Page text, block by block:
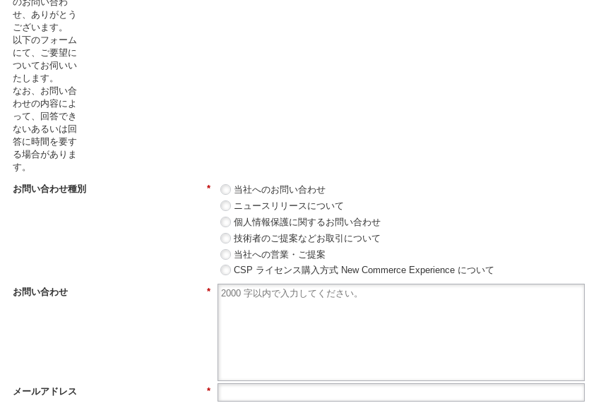
せ、ありがとう
ございます。
以下のフォーム
にて、ご要望に
ついてお伺いい
たします。
なお、お問い合
わせの内容によ
って、回答でき
ないあるいは回
答に時間を要す
る場合がありま
す。
*
お問い合わせ種別
当社へのお問い合わせ
ニュースリリースについて
個人情報保護に関するお問い合わせ
技術者のご提案などお取引について
当社への営業・ご提案
CSP ライセンス購入方式 New Commerce Experience について
*
お問い合わせ
*
メールアドレス